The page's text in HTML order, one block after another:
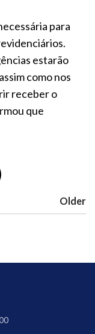
para
estarão
como nos
receber o
que
Older